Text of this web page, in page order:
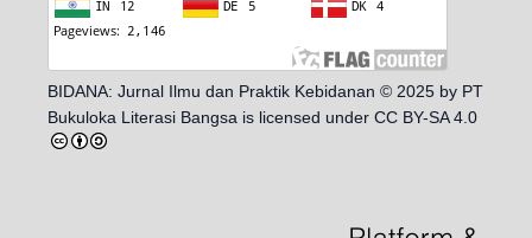
BIDANA: Jurnal Ilmu dan Praktik Kebidanan © 2025 by PT
Bukuloka Literasi Bangsa is licensed under CC BY-SA 4.0